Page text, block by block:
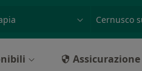
Assicurazione